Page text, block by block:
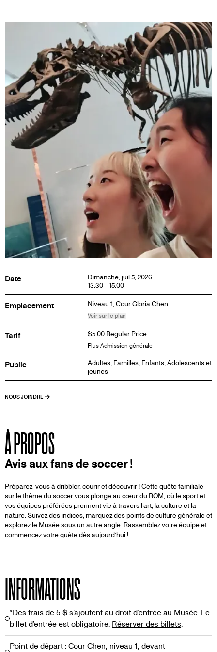
Date
Dimanche, juil 5, 2026
13:30 - 15:00
Emplacement Niveau 1,Cour Gloria Chen
Voir sur le plan
Tarif $5.00 Regular Price
Plus Admission générale
Public
Adultes, Familles, Enfants, Adolescents et
jeunes
NOUS JOINDRE
À PROPOS
Avis aux fans de soccer !
Préparez-vous à dribbler, courir et découvrir ! Cette quête familiale
sur le thème du soccer vous plonge au cœur du ROM, où le sport et
vos équipes préférées prennent vie à travers l’art, la culture et la
nature. Suivez des indices, marquez des points de culture générale et
explorez le Musée sous un autre angle. Rassemblez votre équipe et
commencez votre quête dès aujourd’hui !
INFORMATIONS
*Des frais de 5 $ s’ajoutent au droit d’entrée au Musée. Le
billet d’entrée est obligatoire. Réserver des billets.
Point de départ : Cour Chen, niveau 1, devant